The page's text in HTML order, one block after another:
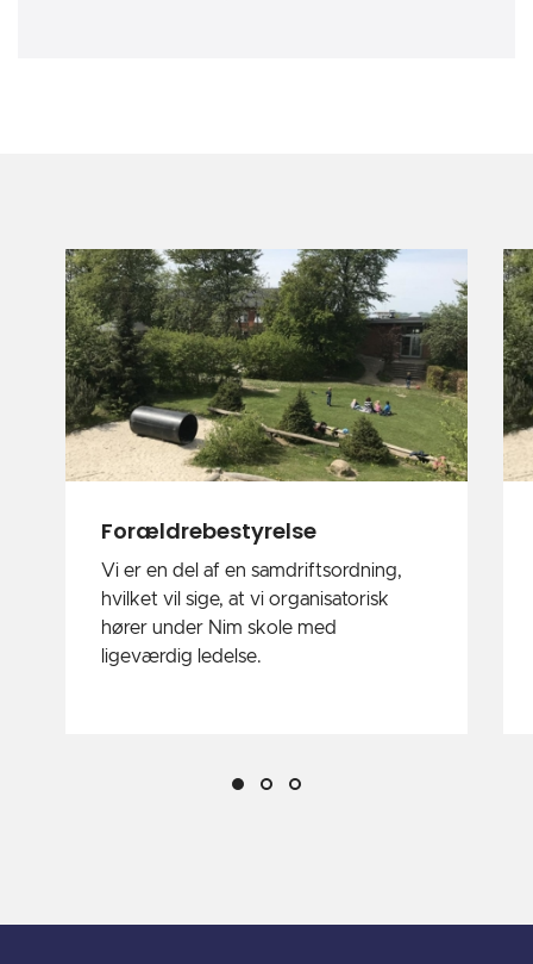
Forældrebestyrelse
Vi er en del af en samdriftsordning,
hvilket vil sige, at vi organisatorisk
hører under Nim skole med
ligeværdig ledelse.